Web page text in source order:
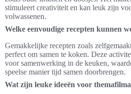
stimuleert creativiteit en kan leuk zijn
volwassenen.
Welke eenvoudige recepten kunnen
Gemakkelijke recepten zoals
perfect om samen te koken. Deze
voor samenwerking in de keuken,
speelse manier tijd samen doorbrengen.
Wat zijn leuke ideeën voor